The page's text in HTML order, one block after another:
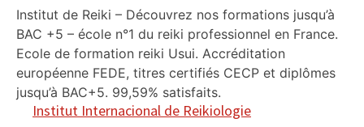
Institut de Reiki – Découvrez nos formations jusqu’à
BAC +5 – école n°1 du reiki professionnel en France.
Ecole de formation reiki Usui. Accréditation
européenne FEDE, titres certifiés CECP et diplômes
jusqu’à BAC+5. 99,59% satisfaits.
Institut Internacional de Reikiologie